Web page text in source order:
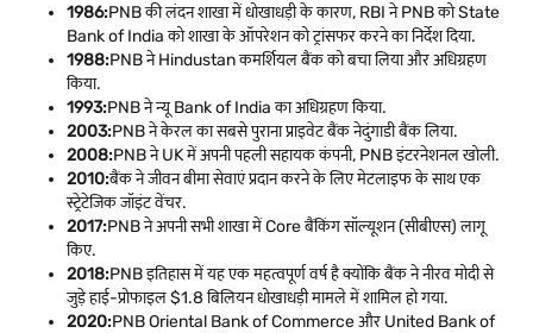
1986:PNB की लंदन शाखा में धोखाधड़ी के कारण, RBI ने PNB को State
Bank of India को शाखा के ऑपरेशन को ट्रांसफर करने का निर्देश दिया.
1988:PNB ने Hindustan कमर्शियल बैंक को बचा लिया और अधिग्रहण
किया.
1993:PNB ने न्यू Bank of India का अधिग्रहण किया.
2003:PNB ने केरल का सबसे पुराना प्राइवेट बैंक नेदुंगाडी बैंक लिया.
2008:PNB ने UK में अपनी पहली सहायक कंपनी, PNB इंटरनेशनल खोली.
2010:बैंक ने जीवन बीमा सेवाएं प्रदान करने के लिए मेटलाइफ के साथ एक
स्ट्रेटेजिक जॉइंट वेंचर.
2017:PNB ने अपनी सभी शाखा में Core बैंकिंग सॉल्यूशन (सीबीएस) लागू
किए.
2018:PNB इतिहास में यह एक महत्वपूर्ण वर्ष है क्योंकि बैंक ने नीरव मोदी से
जुड़े हाई-प्रोफाइल $1.8 बिलियन धोखाधड़ी मामले में शामिल हो गया.
2020:PNB Oriental Bank of Commerce और United Bank of